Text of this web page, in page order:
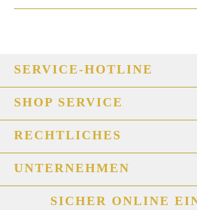
SERVICE-HOTLINE
SHOP SERVICE
RECHTLICHES
UNTERNEHMEN
SICHER ONLINE